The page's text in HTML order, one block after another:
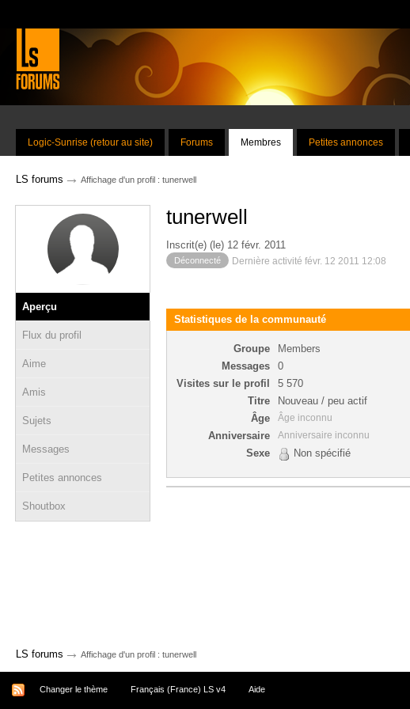
Logic-Sunrise (retour au site) Forums Membres Petites annonces
LS forums → Affichage d'un profil : tunerwell
Aperçu
Flux du profil
Aime
Amis
Sujets
Messages
Petites annonces
Shoutbox
tunerwell
Inscrit(e) (le) 12 févr. 2011
Déconnecté Dernière activité févr. 12 2011 12:08
Statistiques de la communauté
Groupe
Members
Messages
0
Visites sur le profil
5 570
Titre
Nouveau / peu actif
Âge
Âge inconnu
Anniversaire Anniversaire inconnu
Sexe Non spécifié
LS forums → Affichage d'un profil : tunerwell
Changer le thème Français (France) LS v4 Aide